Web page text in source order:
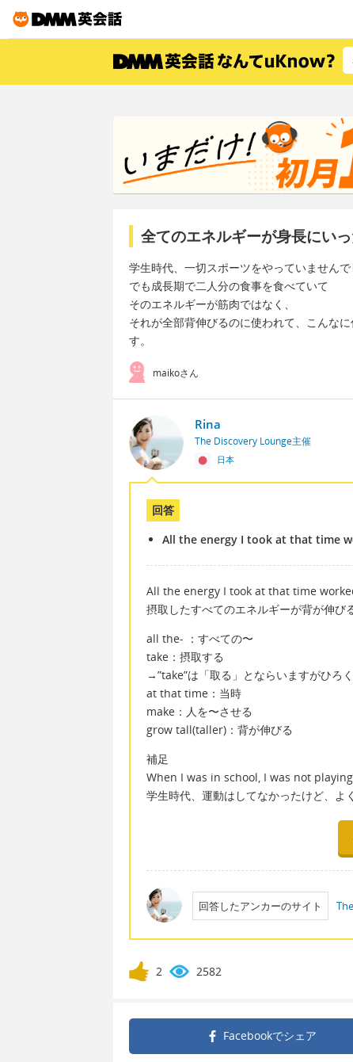
全てのエネルギーが身長にい
学生時代、一切スポーツをやっていませんで
でも成長期で二人分の食事を食べていて
そのエネルギーが筋肉ではなく、
それが全部背伸びるのに使われて、こんな
す。
maikoさん
Rina
The Discovery Lounge主催
日本
回答
All the energy I took at that time
All the energy I took at that time
摂取したすべてのエネルギーが背が伸び
all the- ：すべての〜
take：摂取する
→”take”は「取る」とならいますがひろ
at that time：当時
make：人を〜させる
grow tall(taller)：背が伸びる
補足
When I was in school, I was not
学生時代、運動はしてなかったけど、よ
回答したアンカーのサイト
2 2582
Facebookでシェア